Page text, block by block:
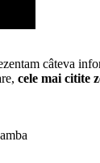
câteva
cele mai citite